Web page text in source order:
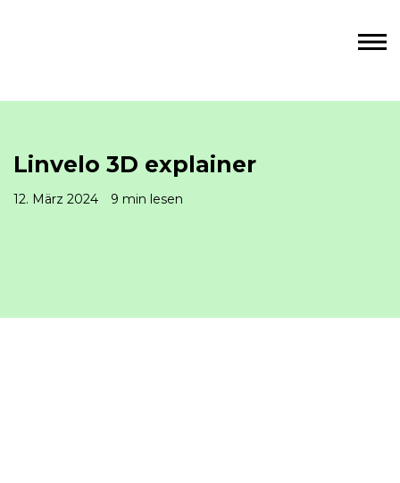
Linvelo 3D explainer
12. März 2024 9 min lesen